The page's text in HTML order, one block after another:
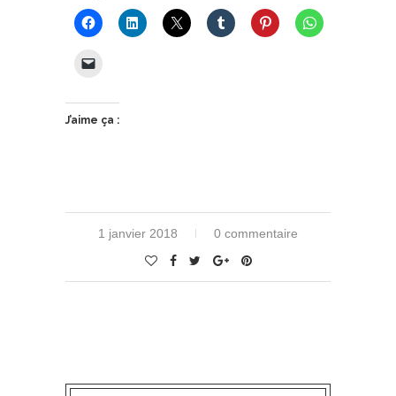
J’aime ça :
1 janvier 2018 0 commentaire